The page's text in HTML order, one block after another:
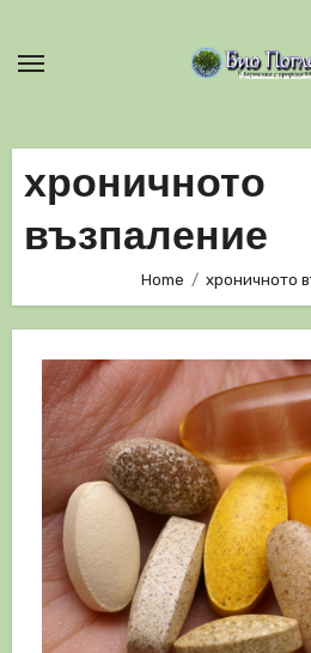
хроничното
възпаление
Home хроничното